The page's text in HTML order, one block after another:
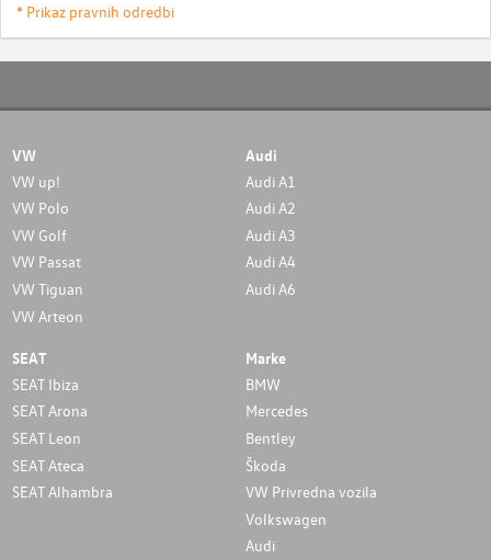
* Prikaz pravnih odredbi
VW
VW up!
VW Polo
VW Golf
VW Passat
VW Tiguan
VW Arteon
Audi
Audi A1
Audi A2
Audi A3
Audi A4
Audi A6
SEAT
SEAT Ibiza
SEAT Arona
SEAT Leon
SEAT Ateca
SEAT Alhambra
Marke
BMW
Mercedes
Bentley
Škoda
VW Privredna vozila
Volkswagen
Audi